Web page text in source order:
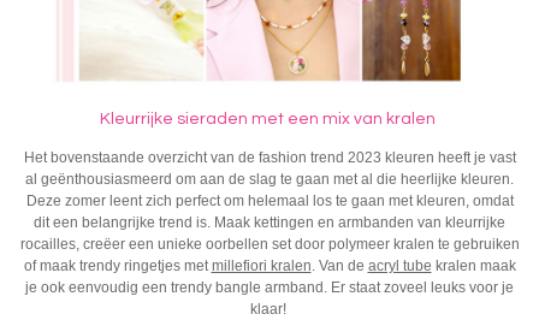
Kleurrijke sieraden met een mix van kralen
Het bovenstaande overzicht van de fashion trend 2023 kleuren heeft je vast
al geënthousiasmeerd om aan de slag te gaan met al die heerlijke kleuren.
Deze zomer leent zich perfect om helemaal los te gaan met kleuren, omdat
dit een belangrijke trend is. Maak kettingen en armbanden van kleurrijke
rocailles, creëer een unieke oorbellen set door polymeer kralen te gebruiken
of maak trendy ringetjes metmillefiori kralen. Van de acryl tube kralen maak
je ook eenvoudig een trendy bangle armband. Er staat zoveel leuks voor je
klaar!